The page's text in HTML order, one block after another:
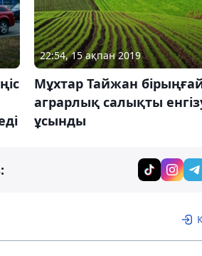
22:54, 15 ақпан 2019
Мұхтар Тайжан
аграрлық салықты
ұсынды